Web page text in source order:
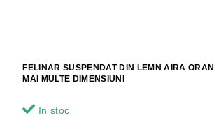
FELINAR SUSPENDAT DIN LEMN AIRA
MAI MULTE DIMENSIUNI
In stoc